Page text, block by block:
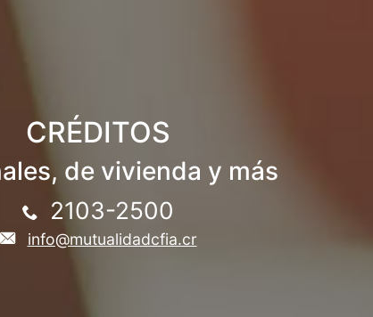
CRÉDITOS
de vivienda y más
2103-2500
info@mutualidadcfia.cr